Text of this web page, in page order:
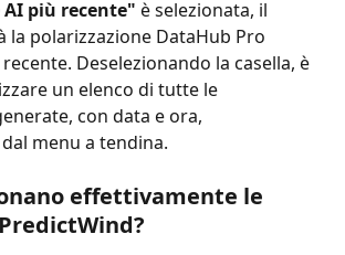
più recente" è selezionata, il
la polarizzazione DataHub Pro
Deselezionando la casella, è
un elenco di tutte le
con data e ora,
menu a tendina.
effettivamente le